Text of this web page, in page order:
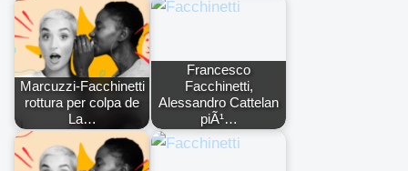
Marcuzzi-Facchinetti
rottura per colpa de
La…
Francesco
Facchinetti,
Alessandro Cattelan
piÃ¹…